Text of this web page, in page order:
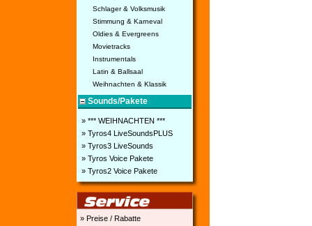
Schlager & Volksmusik
Stimmung & Karneval
Oldies & Evergreens
Movietracks
Instrumentals
Latin & Ballsaal
Weihnachten & Klassik
Sounds/Pakete
» *** WEIHNACHTEN ***
» Tyros4 LiveSoundsPLUS
» Tyros3 LiveSounds
» Tyros Voice Pakete
» Tyros2 Voice Pakete
» Preise / Rabatte